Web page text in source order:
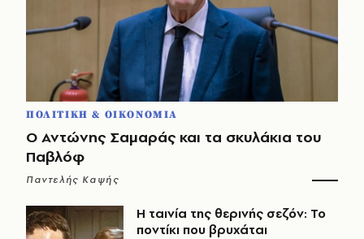
ΠΟΛΙΤΙΚΗ & ΟΙΚΟΝΟΜΙΑ
Ο Αντώνης Σαμαράς και τα σκυλάκια του
Παβλόφ
Παντελής Καψής
Η ταινία της θερινής σεζόν: Το
ποντίκι που βρυχάται